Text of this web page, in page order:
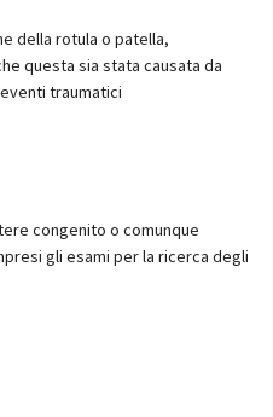
della rotula o patella,
questa sia stata causata da
traumatici
congenito o comunque
gli esami per la ricerca degli